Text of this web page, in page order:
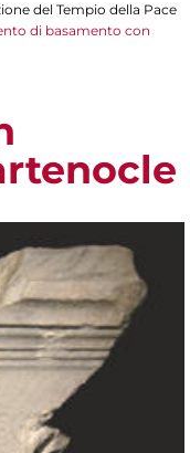
del Tempio della Pace
di basamento con